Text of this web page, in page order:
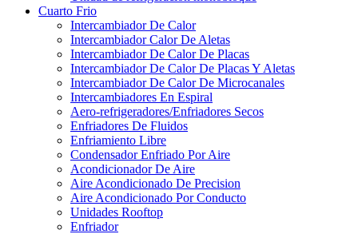
Cuarto Frio
Intercambiador De Calor
Intercambiador Calor De Aletas
Intercambiador De Calor De Placas
Intercambiador De Calor De Placas Y Aletas
Intercambiador De Calor De Microcanales
Intercambiadores En Espiral
Aero-refrigeradores/Enfriadores Secos
Enfriadores De Fluidos
Enfriamiento Libre
Condensador Enfriado Por Aire
Acondicionador De Aire
Aire Acondicionado De Precision
Aire Acondicionado Por Conducto
Unidades Rooftop
Enfriador